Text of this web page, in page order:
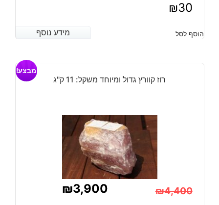
₪30
מידע נוסף הוסף לסל מידע נוסף
רוז קוורץ גדול ומיוחד משקל: 11 ק"ג
מבצע!
₪4,400
₪3,900